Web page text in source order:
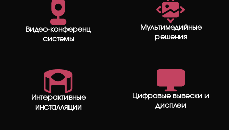
Видео-конференц
системы
Мультимедийные
решения
Интерактивные
инсталляции
Цифровые вывески и
дисплеи